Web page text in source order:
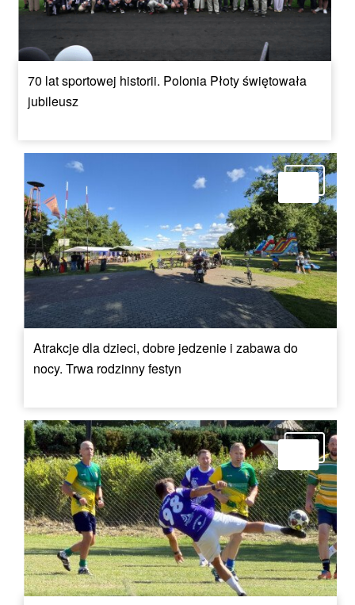
70 lat sportowej historii. Polonia Płoty świętowała
jubileusz
Atrakcje dla dzieci, dobre jedzenie i zabawa do
nocy. Trwa rodzinny festyn